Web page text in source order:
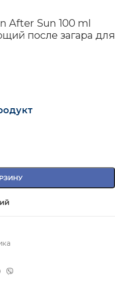
After Sun 100 ml
после загара для